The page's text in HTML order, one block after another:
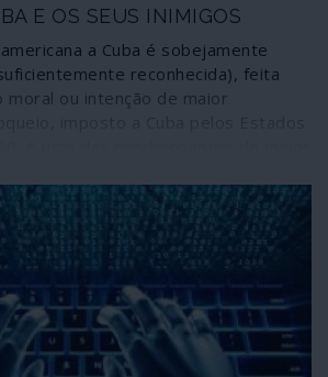
E OS SEUS INIMIGOS
a Cuba é sobejamente
reconhecida), feita
moral ou intenção de maior
documento (datado de 1998 e hoje
publicado pela “National Security
da RAND Corporation, instituição de
meios militares norte-americanos,
objectivo a mudança de regime, ou
via socialista seguida por Cuba,
metodologia para alcançar aquele